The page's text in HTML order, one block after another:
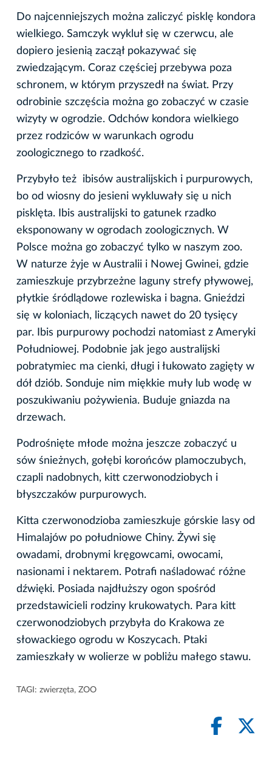
Do najcenniejszych można zaliczyć pisklę kondora
wielkiego. Samczyk wykluł się w czerwcu, ale
dopiero jesienią zaczął pokazywać się
zwiedzającym. Coraz częściej przebywa poza
schronem, w którym przyszedł na świat. Przy
odrobinie szczęścia można go zobaczyć w czasie
wizyty w ogrodzie. Odchów kondora wielkiego
przez rodziców w warunkach ogrodu
zoologicznego to rzadkość.
Przybyło też ibisów australijskich i purpurowych,
bo od wiosny do jesieni wykluwały się u nich
pisklęta. Ibis australijski to gatunek rzadko
eksponowany w ogrodach zoologicznych. W
Polsce można go zobaczyć tylko w naszym zoo.
W naturze żyje w Australii i Nowej Gwinei, gdzie
zamieszkuje przybrzeżne laguny strefy pływowej,
płytkie śródlądowe rozlewiska i bagna. Gnieździ
się w koloniach, liczących nawet do 20 tysięcy
par. Ibis purpurowy pochodzi natomiast z Ameryki
Południowej. Podobnie jak jego australijski
pobratymiec ma cienki, długi i łukowato zagięty w
dół dziób. Sonduje nim miękkie muły lub wodę w
poszukiwaniu pożywienia. Buduje gniazda na
drzewach.
Podrośnięte młode można jeszcze zobaczyć u
sów śnieżnych, gołębi korońców plamoczubych,
czapli nadobnych, kitt czerwonodziobych i
błyszczaków purpurowych.
Kitta czerwonodzioba zamieszkuje górskie lasy od
Himalajów po południowe Chiny. Żywi się
owadami, drobnymi kręgowcami, owocami,
nasionami i nektarem. Potrafi naśladować różne
dźwięki. Posiada najdłuższy ogon spośród
przedstawicieli rodziny krukowatych. Para kitt
czerwonodziobych przybyła do Krakowa ze
słowackiego ogrodu w Koszycach. Ptaki
zamieszkały w wolierze w pobliżu małego stawu.
TAGI: zwierzęta, ZOO